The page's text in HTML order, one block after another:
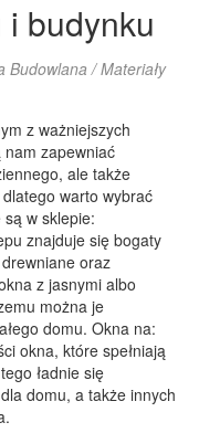
budynku
Budowlana / Materiały
z ważniejszych
zapewniać
ale także
warto wybrać
w sklepie:
znajduje się bogaty
oraz
z jasnymi albo
można je
domu. Okna na:
okna, które spełniają
ładnie się
domu, a także innych